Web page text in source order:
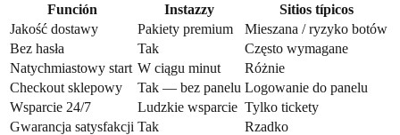
Función Instazzy
Sitios típicos
Jakość dostawy
Pakiety premium
Mieszana / ryzyko botów
Bez hasła
Tak
Często wymagane
Natychmiastowy start W ciągu minut
Różnie
Checkout sklepowy
Tak — bez panelu Logowanie do panelu
Wsparcie 24/7
Ludzkie wsparcie Tylko tickety
Gwarancja satysfakcji Tak Rzadko